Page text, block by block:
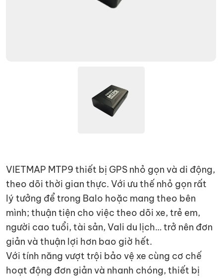
VIETMAP MTP9 thiết bị GPS nhỏ gọn và di động,
theo dõi thời gian thực. Với ưu thế nhỏ gọn rất
lý tưởng để trong Balo hoặc mang theo bên
mình; thuận tiện cho việc theo dõi xe, trẻ em,
người cao tuổi, tài sản, Vali du lịch… trở nên đơn
giản và thuận lợi hơn bao giờ hết.
Với tính năng vượt trội bảo vệ xe cùng cơ chế
hoạt động đơn giản và nhanh chóng, thiết bị